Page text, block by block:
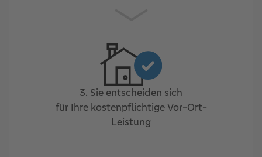
3. Sie entscheiden sich
für Ihre kostenpflichtige Vor-Ort-
Leistung